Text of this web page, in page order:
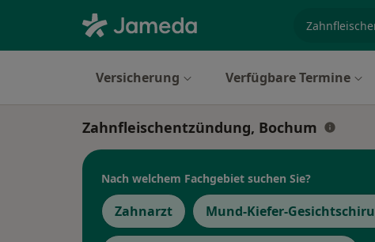
Versicherung Verfügbare Termine
Zahnfleischentzündung, Bochum
Nach welchem Fachgebiet suchen Sie?
Zahnarzt Mund-Kiefer-